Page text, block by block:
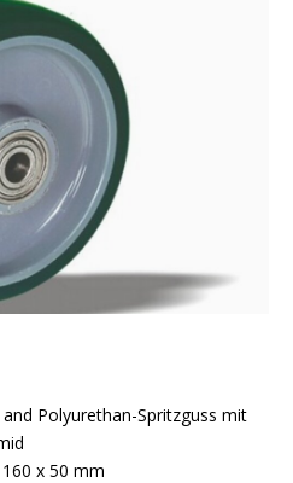
Polyurethan-Spritzguss mit
x 50 mm